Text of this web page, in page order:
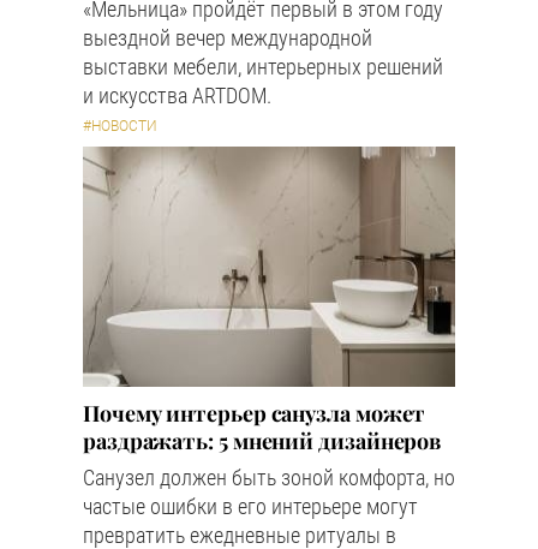
«Мельница» пройдёт первый в этом году
выездной вечер международной
выставки мебели, интерьерных решений
и искусства ARTDOM.
#НОВОСТИ
Почему интерьер санузла может
раздражать: 5 мнений дизайнеров
Санузел должен быть зоной комфорта, но
частые ошибки в его интерьере могут
превратить ежедневные ритуалы в